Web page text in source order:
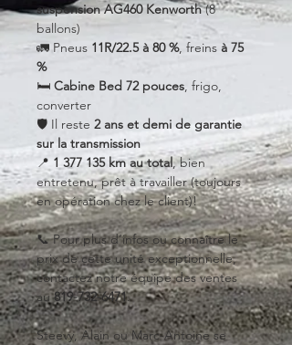
suspension AG460 Kenworth (8
ballons)
🚛 Pneus 11R/22.5 à 80 %, freins à 75
%
🛏️ Cabine Bed 72 pouces, frigo,
converter
🛡️ Il reste 2 ans et demi de garantie
sur la transmission
📍 1 377 135 km au total, bien
entretenu, prêt à travailler (toujours
en opération chez le client)!
📞 Pour plus d’infos ou connaître le
prix de cette unité exceptionnelle,
contactez notre équipe des ventes
au 819-732-6471.
Steevy, Alain ou Marc-Antoine se